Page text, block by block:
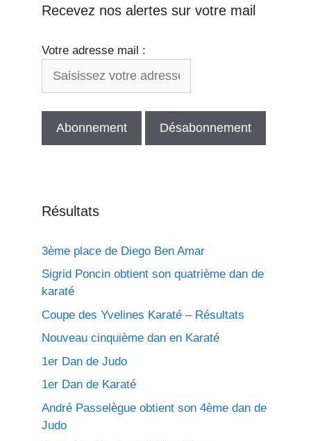
Recevez nos alertes sur votre mail
Votre adresse mail :
Résultats
3ème place de Diego Ben Amar
Sigrid Poncin obtient son quatrième dan de
karaté
Coupe des Yvelines Karaté – Résultats
Nouveau cinquième dan en Karaté
1er Dan de Judo
1er Dan de Karaté
André Passelègue obtient son 4ème dan de
Judo